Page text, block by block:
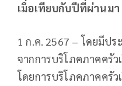
เมื่อเทียบกับปีที่ผ่านมา
1 ก.ค. 2567 – โดยมีป
จากการบริโภคภาคครั
โดยการบริโภคภาคครั